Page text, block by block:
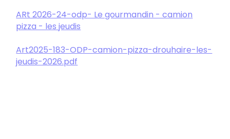
ARt 2026-24-odp- Le gourmandin - camion
pizza - les jeudis
Art2025-183-ODP-camion-pizza-drouhaire-les-
jeudis-2026.pdf